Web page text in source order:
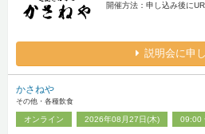
開催方法：申し込み後に
説明会に申
かさねや
その他・各種飲食
オンライン 2026年08月27日(木) 09:00